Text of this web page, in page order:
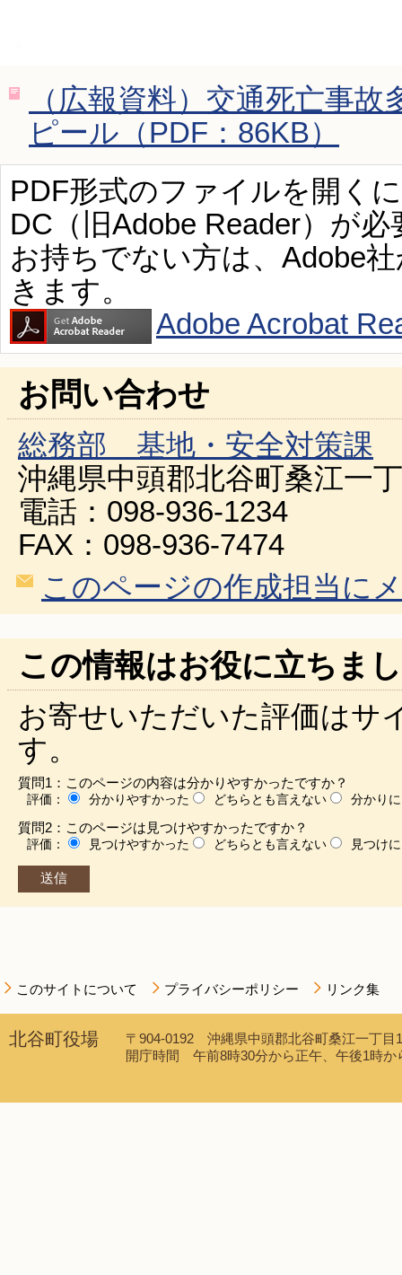
（広報資料）交通死亡事
ピール（PDF：86KB）
PDF形式のファイルを開く
DC（旧Adobe Reader）が必
お持ちでない方は、Adobe
きます。
Adobe Acrobat
お問い合わせ
総務部 基地・安全対策課
沖縄県中頭郡北谷町桑江一
電話：098-936-1234
FAX：098-936-7474
このページの作成担当に
この情報はお役に立ちま
お寄せいただいた評価はサ
す。
質問1：このページの内容は分かりやすかったですか？
評価： 分かりやすかった どちらとも言えない 分かり
質問2：このページは見つけやすかったですか？
評価： 見つけやすかった どちらとも言えない 見つけ
このサイトについて プライバシーポリシー リンク集
北谷町役場
〒904-0192 沖縄県中頭郡北谷町桑江一丁
開庁時間 午前8時30分から正午、午後1時か